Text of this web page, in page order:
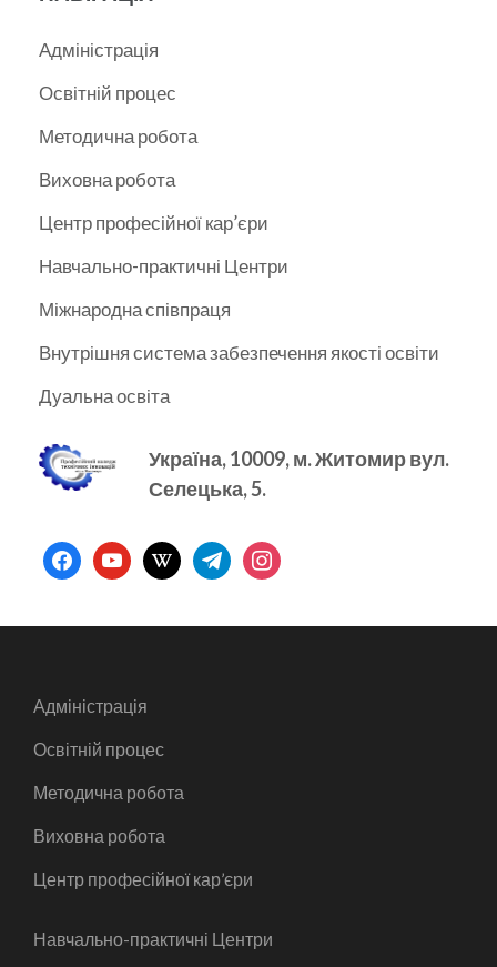
Адміністрація
Освітній процес
Методична робота
Виховна робота
Центр професійної кар’єри
Навчально-практичні Центри
Міжнародна співпраця
Внутрішня система забезпечення якості освіти
Дуальна освіта
Україна, 10009, м.Житомир вул.
Селецька, 5.
facebookyoutubewikipediatelegraminstagram
Адміністрація
Освітній процес
Методична робота
Виховна робота
Центр професійної кар’єри
Навчально-практичні Центри